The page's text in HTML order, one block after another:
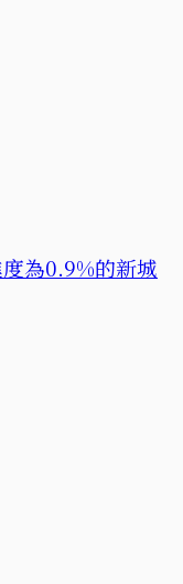
為0.9%的新城